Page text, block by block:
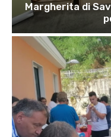
Margherita di